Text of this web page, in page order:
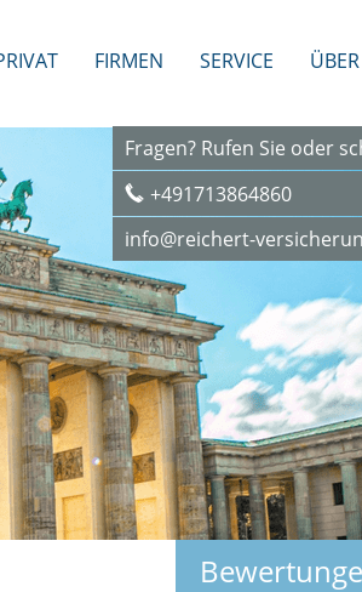
FIRMEN SERVICE
Fragen? Rufen Sie oder
+491713864860
info@reichert-